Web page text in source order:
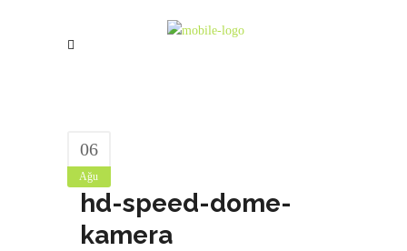
06
Ağu
hd-speed-dome-
kamera